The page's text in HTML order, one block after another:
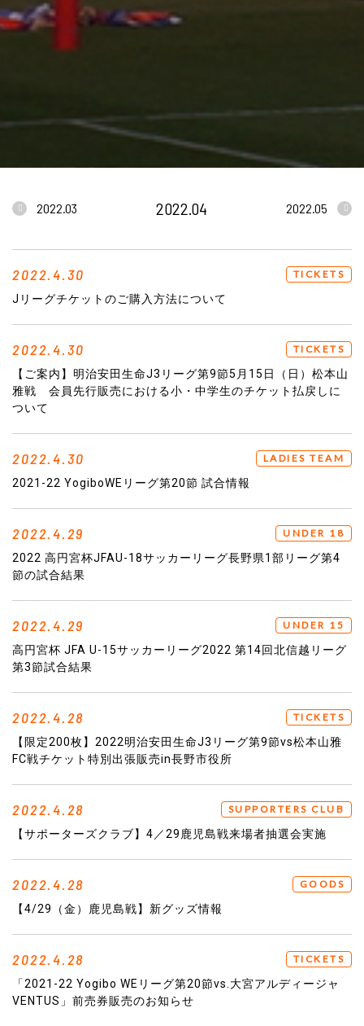
2022.03 2022.04 2022.05
2022.4.30 TICKETS
Jリーグチケットのご購入方法について
2022.4.30 TICKETS
【ご案内】明治安田生命J3リーグ第9節5月15日（日）松本山
雅戦 会員先行販売における小・中学生のチケット払戻しに
ついて
2022.4.30 LADIES TEAM
2021-22 YogiboWEリーグ第20節 試合情報
2022.4.29 UNDER 18
2022 高円宮杯JFAU-18サッカーリーグ長野県1部リーグ第4
節の試合結果
2022.4.29 UNDER 15
高円宮杯 JFA U-15サッカーリーグ2022 第14回北信越リーグ
第3節試合結果
2022.4.28 TICKETS
【限定200枚】2022明治安田生命J3リーグ第9節vs松本山雅
FC戦チケット特別出張販売in長野市役所
2022.4.28 SUPPORTERS CLUB
【サポーターズクラブ】4／29鹿児島戦来場者抽選会実施
2022.4.28 GOODS
【4/29（金）鹿児島戦】新グッズ情報
2022.4.28 TICKETS
「2021-22 Yogibo WEリーグ第20節vs.大宮アルディージャ
VENTUS」前売券販売のお知らせ